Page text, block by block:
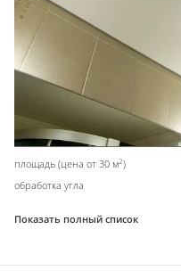
площадь (цена от 30 м2)
обработка угла
Показать полный список